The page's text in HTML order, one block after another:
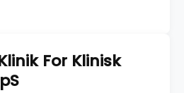
For Klinisk